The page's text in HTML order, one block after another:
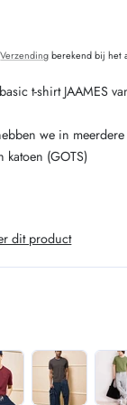
Verzendingberekend bij het
t-shirt JAAMES
we in
katoen (GOTS)
dit product